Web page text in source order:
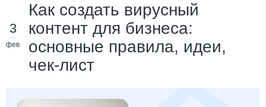
3
фев
Как создать вирусный
контент для бизнеса:
основные правила, идеи,
чек-лист